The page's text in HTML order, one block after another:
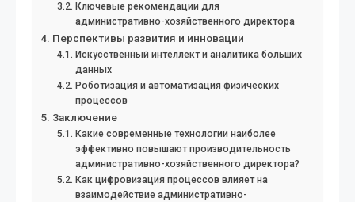
Ключевые рекомендации для
административно-хозяйственного директора
Перспективы развития и инновации
Искусственный интеллект и аналитика больших
данных
Роботизация и автоматизация физических
процессов
Заключение
Какие современные технологии наиболее
эффективно повышают производительность
административно-хозяйственного директора?
Как цифровизация процессов влияет на
взаимодействие административно-